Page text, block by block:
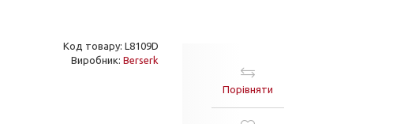
Код товару: L8109D
Виробник: Berserk
Порівняти